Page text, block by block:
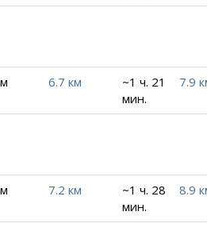
6.7 км
~1 ч. 21
мин.
7.9
7.2 км
~1 ч. 28
мин.
8.9